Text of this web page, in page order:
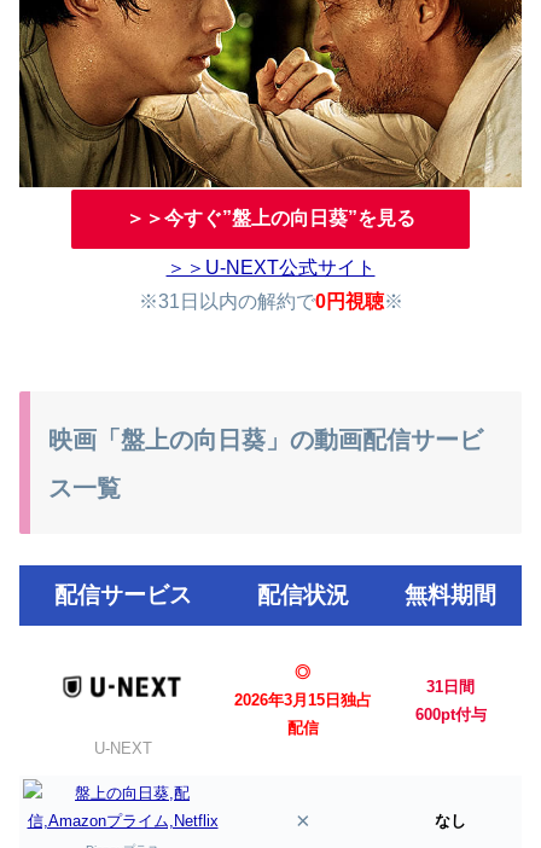
＞＞今すぐ”盤上の向日葵”を見る
＞＞U-NEXT公式サイト
※31日以内の解約で0円視聴※
映画「盤上の向日葵」の動画配信サービ
ス一覧
配信サービス 配信状況 無料期間
U-NEXT
◎
2026年3月15日独占
配信
31日間
600pt付与
× なし